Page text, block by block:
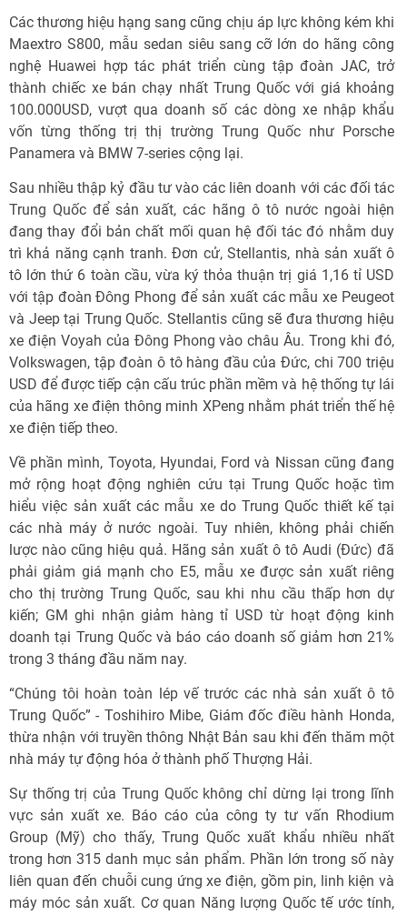
Các thương hiệu hạng sang cũng chịu áp lực không kém khi
Maextro S800, mẫu sedan siêu sang cỡ lớn do hãng công
nghệ Huawei hợp tác phát triển cùng tập đoàn JAC, trở
thành chiếc xe bán chạy nhất Trung Quốc với giá khoảng
100.000USD, vượt qua doanh số các dòng xe nhập khẩu
vốn từng thống trị thị trường Trung Quốc như Porsche
Panamera và BMW 7-series cộng lại.
Sau nhiều thập kỷ đầu tư vào các liên doanh với các đối tác
Trung Quốc để sản xuất, các hãng ô tô nước ngoài hiện
đang thay đổi bản chất mối quan hệ đối tác đó nhằm duy
trì khả năng cạnh tranh. Đơn cử, Stellantis, nhà sản xuất ô
tô lớn thứ 6 toàn cầu, vừa ký thỏa thuận trị giá 1,16 tỉ USD
với tập đoàn Đông Phong để sản xuất các mẫu xe Peugeot
và Jeep tại Trung Quốc. Stellantis cũng sẽ đưa thương hiệu
xe điện Voyah của Đông Phong vào châu Âu. Trong khi đó,
Volkswagen, tập đoàn ô tô hàng đầu của Đức, chi 700 triệu
USD để được tiếp cận cấu trúc phần mềm và hệ thống tự lái
của hãng xe điện thông minh XPeng nhằm phát triển thế hệ
xe điện tiếp theo.
Về phần mình, Toyota, Hyundai, Ford và Nissan cũng đang
mở rộng hoạt động nghiên cứu tại Trung Quốc hoặc tìm
hiểu việc sản xuất các mẫu xe do Trung Quốc thiết kế tại
các nhà máy ở nước ngoài. Tuy nhiên, không phải chiến
lược nào cũng hiệu quả. Hãng sản xuất ô tô Audi (Đức) đã
phải giảm giá mạnh cho E5, mẫu xe được sản xuất riêng
cho thị trường Trung Quốc, sau khi nhu cầu thấp hơn dự
kiến; GM ghi nhận giảm hàng tỉ USD từ hoạt động kinh
doanh tại Trung Quốc và báo cáo doanh số giảm hơn 21%
trong 3 tháng đầu năm nay.
“Chúng tôi hoàn toàn lép vế trước các nhà sản xuất ô tô
Trung Quốc” - Toshihiro Mibe, Giám đốc điều hành Honda,
thừa nhận với truyền thông Nhật Bản sau khi đến thăm một
nhà máy tự động hóa ở thành phố Thượng Hải.
Sự thống trị của Trung Quốc không chỉ dừng lại trong lĩnh
vực sản xuất xe. Báo cáo của công ty tư vấn Rhodium
Group (Mỹ) cho thấy, Trung Quốc xuất khẩu nhiều nhất
trong hơn 315 danh mục sản phẩm. Phần lớn trong số này
liên quan đến chuỗi cung ứng xe điện, gồm pin, linh kiện và
máy móc sản xuất. Cơ quan Năng lượng Quốc tế ước tính,